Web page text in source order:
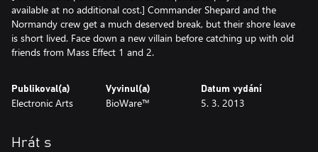
available at no additional cost.] Commander Shepard and the
Normandy crew get a much deserved break, but their shore leave
is short lived. Face down a new villain before catching up with old
friends from Mass Effect 1 and 2.
Publikoval(a)
Electronic Arts
Vyvinul(a)
BioWare™
Datum vydání
5. 3. 2013
Hrát s